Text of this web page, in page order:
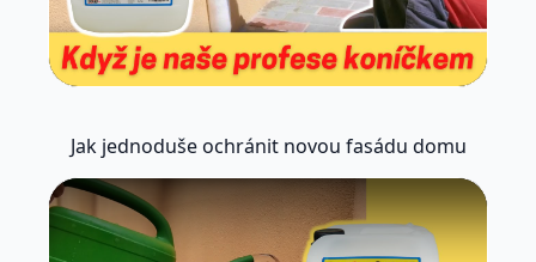
Jak jednoduše ochránit novou fasádu domu